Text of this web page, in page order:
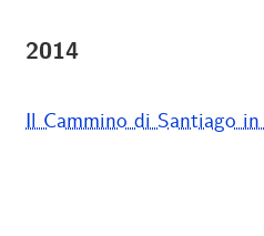
2014
Il Cammino di Santiago